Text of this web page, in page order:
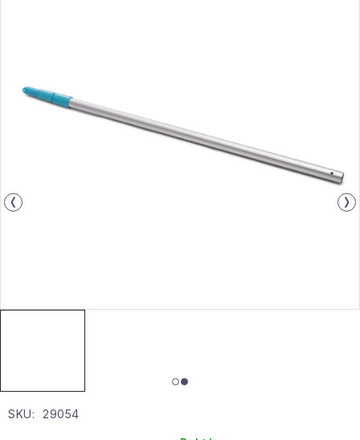
Gyűjtemény
Egészség és szépség
Gyermekeknek
Karácsonyi esemény
SKU: 29054